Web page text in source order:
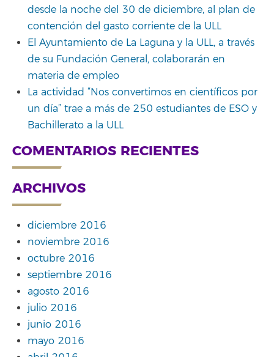
desde la noche del 30 de diciembre, al plan de
contención del gasto corriente de la ULL
El Ayuntamiento de La Laguna y la ULL, a través
de su Fundación General, colaborarán en
materia de empleo
La actividad “Nos convertimos en científicos por
un día” trae a más de 250 estudiantes de ESO y
Bachillerato a la ULL
COMENTARIOS RECIENTES
ARCHIVOS
diciembre 2016
noviembre 2016
octubre 2016
septiembre 2016
agosto 2016
julio 2016
junio 2016
mayo 2016